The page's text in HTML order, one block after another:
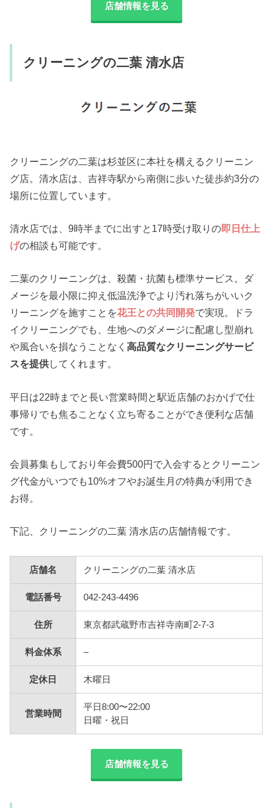
店舗情報を見る
クリーニングの二葉 清水店
クリーニングの二葉は杉並区に本社を構えるクリーニン
グ店。清水店は、吉祥寺駅から南側に歩いた徒歩約3分の
場所に位置しています。
清水店では、9時半までに出すと17時受け取りの即日仕上
げの相談も可能です。
二葉のクリーニングは、殺菌・抗菌も標準サービス。ダ
メージを最小限に抑え低温洗浄でより汚れ落ちがいいク
リーニングを施すことを花王との共同開発で実現。ドラ
イクリーニングでも、生地へのダメージに配慮し型崩れ
や風合いを損なうことなく高品質なクリーニングサービ
スを提供してくれます。
平日は22時までと長い営業時間と駅近店舗のおかげで仕
事帰りでも焦ることなく立ち寄ることができ便利な店舗
です。
会員募集もしており年会費500円で入会するとクリーニン
グ代金がいつでも10%オフやお誕生月の特典が利用でき
お得。
下記、クリーニングの二葉 清水店の店舗情報です。
店舗名 クリーニングの二葉 清水店
電話番号 042-243-4496
住所 東京都武蔵野市吉祥寺南町2-7-3
料金体系 –
定休日 木曜日
営業時間
平日8:00〜22:00
日曜・祝日
店舗情報を見る